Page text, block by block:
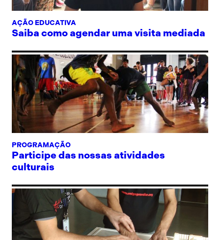
AÇÃO EDUCATIVA
Saiba como agendar uma visita mediada
PROGRAMAÇÃO
Participe das nossas atividades
culturais